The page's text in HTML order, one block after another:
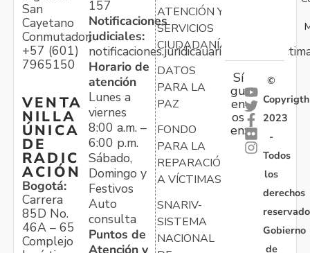
San
Cayetano
Conmutador:
+57 (601)
7965150
VENTA
NILLA
ÚNICA
DE
RADIC
ACIÓN
Bogotá:
Carrera
85D No.
46A – 65
Complejo
157
Notificaciones
judiciales:
Horario de
atención
Lunes a
viernes
8:00 a.m. –
6:00 p.m.
Sábado,
Domingo y
Festivos
Auto
consulta
Puntos de
Atención y
ATENCIÓN Y
SERVICIOS
CIUDADANÍA
DATOS
PARA LA
PAZ
FONDO
PARA LA
REPARACIÓN
A VÍCTIMAS
SNARIV-
SISTEMA
NACIONAL
Sí
gu
en
os
en:
©
Copyrigth
2023
-
Todos
los
derechos
Gobierno
de